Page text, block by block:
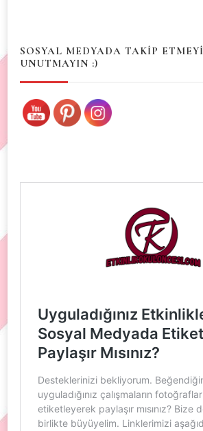
SOSYAL MEDYADA TAKİP ETMEYİ
UNUTMAYIN :)